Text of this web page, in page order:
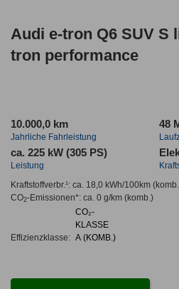
Audi e-tron Q6 SUV S
tron performance
10.000,0 km
Jahrliche Fahrleistung
48
ca. 225 kW (305 PS)
Leistung
Kraftstoffverbr.¹: ca. 18,0 kWh/100km
CO2-Emissionen*: ca. 0 g/km(komb.)
Effizienzklasse:
CO₂-
KLASSE
A (KOMB.)